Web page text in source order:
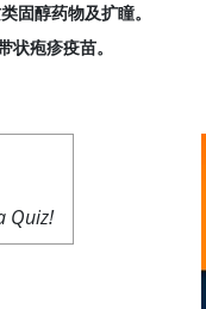
固醇药物及扩瞳。
疱疹疫苗。
Quiz!